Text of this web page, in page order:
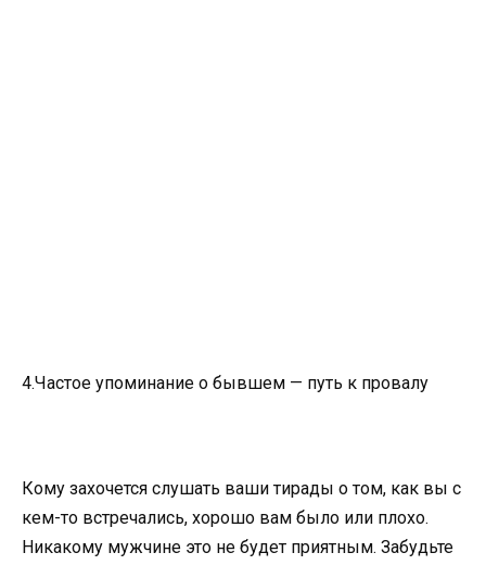
4.Частое упоминание о бывшем — путь к провалу
Кому захочется слушать ваши тирады о том, как вы с
кем-то встречались, хорошо вам было или плохо.
Никакому мужчине это не будет приятным. Забудьте